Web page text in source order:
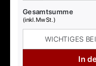
Gesamtsumme
(inkl. MwSt.)
WICHTIGES
In